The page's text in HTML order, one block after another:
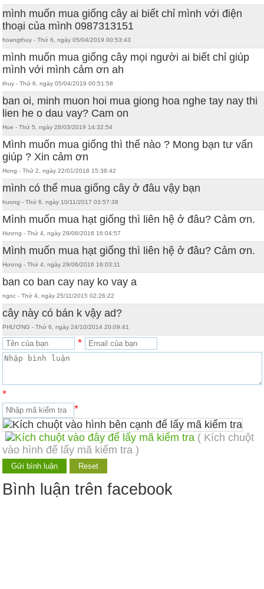
mình muốn mua giống cây ai biết chỉ mình với điện
thoại của mình 0987313151
hoangthuy - Thứ 6, ngày 05/04/2019 00:53:43
mình muốn mua giống cây mọi người ai biết chỉ giúp
mình với mình cảm ơn ah
thuy - Thứ 6, ngày 05/04/2019 00:51:58
ban oi, minh muon hoi mua giong hoa nghe tay nay thi
lien he o dau vay? Cam on
Hue - Thứ 5, ngày 28/03/2019 14:32:54
Mình muốn mua giống thì thế nào ? Mong bạn tư vấn
giúp ? Xin cảm ơn
Hong - Thứ 2, ngày 22/01/2018 15:38:42
mình có thể mua giống cây ở đâu vậy bạn
huong - Thứ 6, ngày 10/11/2017 03:57:38
Mình muốn mua hạt giống thì liên hệ ở đâu? Cảm ơn.
Hương - Thứ 4, ngày 29/06/2016 16:04:57
Mình muốn mua hạt giống thì liên hệ ở đâu? Cảm ơn.
Hương - Thứ 4, ngày 29/06/2016 16:03:11
ban co ban cay nay ko vay a
ngoc - Thứ 4, ngày 25/11/2015 02:26:22
cây này có bán k vậy ad?
PHƯƠNG - Thứ 6, ngày 24/10/2014 20:09:41
*
*
*
( Kích chuột
vào hình để lấy mã kiểm tra )
Bình luận trên facebook